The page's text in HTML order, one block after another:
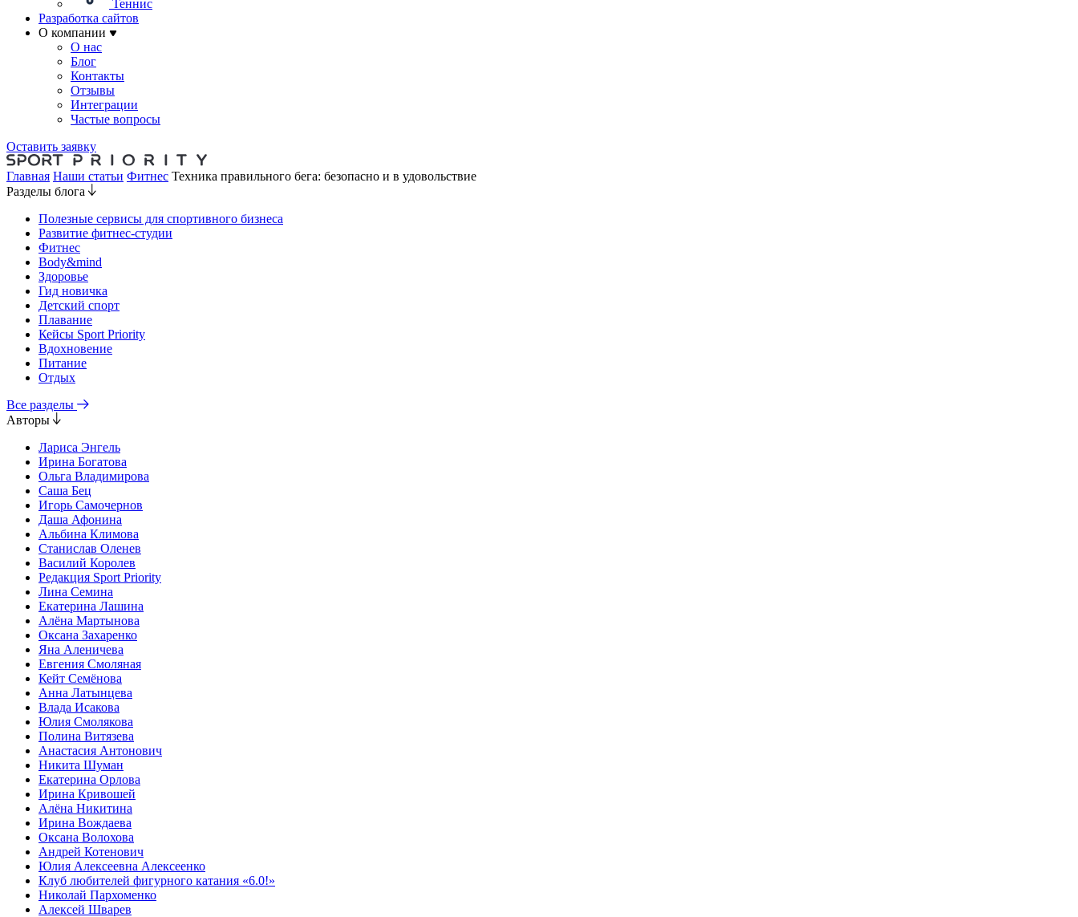
Теннис
Разработка сайтов
О компании
О нас
Блог
Контакты
Отзывы
Интеграции
Частые вопросы
Оставить заявку
Главная Наши статьи Фитнес Техника правильного бега: безопасно и в удовольствие
Разделы блога
Полезные сервисы для спортивного бизнеса
Развитие фитнес-студии
Фитнес
Body&mind
Здоровье
Гид новичка
Детский спорт
Плавание
Кейсы Sport Priority
Вдохновение
Питание
Отдых
Все разделы
Авторы
Лариса Энгель
Ирина Богатова
Ольга Владимирова
Саша Бец
Игорь Самочернов
Даша Афонина
Альбина Климова
Станислав Оленев
Василий Королев
Редакция Sport Priority
Лина Семина
Екатерина Лашина
Алёна Мартынова
Оксана Захаренко
Яна Аленичева
Евгения Смоляная
Кейт Семёнова
Анна Латынцева
Влада Исакова
Юлия Смолякова
Полина Витязева
Анастасия Антонович
Никита Шуман
Екатерина Орлова
Ирина Кривошей
Алёна Никитина
Ирина Вождаева
Оксана Волохова
Андрей Котенович
Юлия Алексеевна Алексеенко
Клуб любителей фигурного катания «6.0!»
Николай Пархоменко
Алексей Шварев